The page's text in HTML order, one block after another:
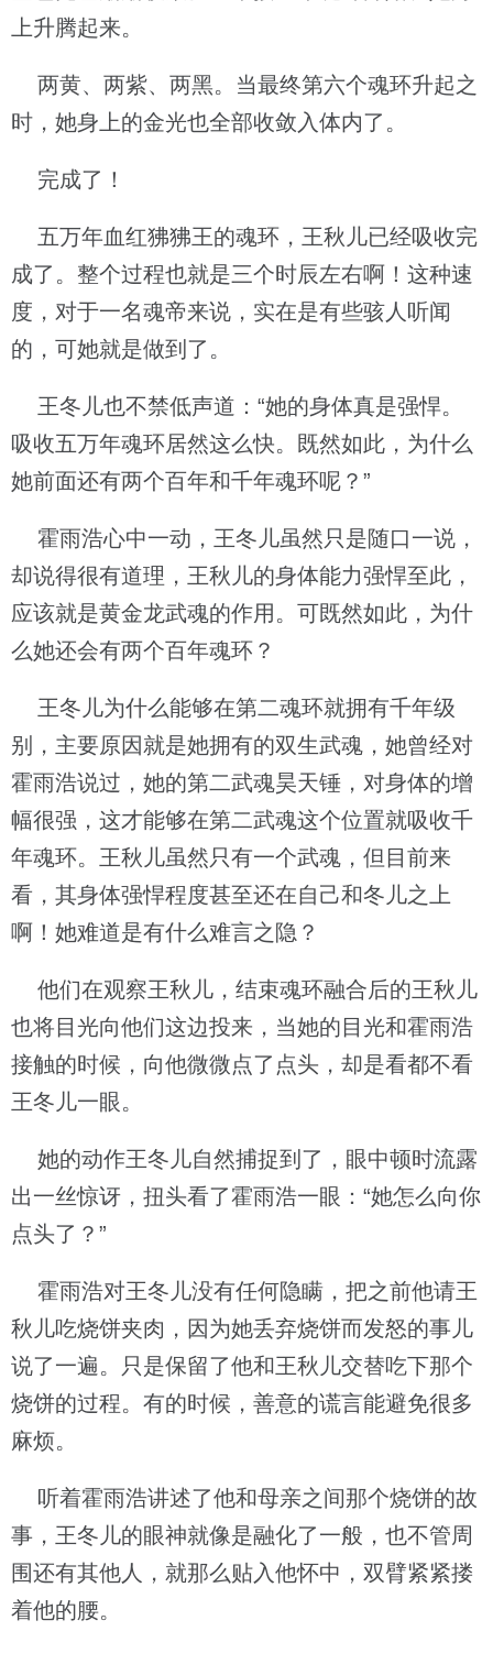
上升腾起来。
两黄、两紫、两黑。当最终第六个魂环升起之
时，她身上的金光也全部收敛入体内了。
完成了！
五万年血红狒狒王的魂环，王秋儿已经吸收完
成了。整个过程也就是三个时辰左右啊！这种速
度，对于一名魂帝来说，实在是有些骇人听闻
的，可她就是做到了。
王冬儿也不禁低声道：“她的身体真是强悍。
吸收五万年魂环居然这么快。既然如此，为什么
她前面还有两个百年和千年魂环呢？”
霍雨浩心中一动，王冬儿虽然只是随口一说，
却说得很有道理，王秋儿的身体能力强悍至此，
应该就是黄金龙武魂的作用。可既然如此，为什
么她还会有两个百年魂环？
王冬儿为什么能够在第二魂环就拥有千年级
别，主要原因就是她拥有的双生武魂，她曾经对
霍雨浩说过，她的第二武魂昊天锤，对身体的增
幅很强，这才能够在第二武魂这个位置就吸收千
年魂环。王秋儿虽然只有一个武魂，但目前来
看，其身体强悍程度甚至还在自己和冬儿之上
啊！她难道是有什么难言之隐？
他们在观察王秋儿，结束魂环融合后的王秋儿
也将目光向他们这边投来，当她的目光和霍雨浩
接触的时候，向他微微点了点头，却是看都不看
王冬儿一眼。
她的动作王冬儿自然捕捉到了，眼中顿时流露
出一丝惊讶，扭头看了霍雨浩一眼：“她怎么向你
点头了？”
霍雨浩对王冬儿没有任何隐瞒，把之前他请王
秋儿吃烧饼夹肉，因为她丢弃烧饼而发怒的事儿
说了一遍。只是保留了他和王秋儿交替吃下那个
烧饼的过程。有的时候，善意的谎言能避免很多
麻烦。
听着霍雨浩讲述了他和母亲之间那个烧饼的故
事，王冬儿的眼神就像是融化了一般，也不管周
围还有其他人，就那么贴入他怀中，双臂紧紧搂
着他的腰。